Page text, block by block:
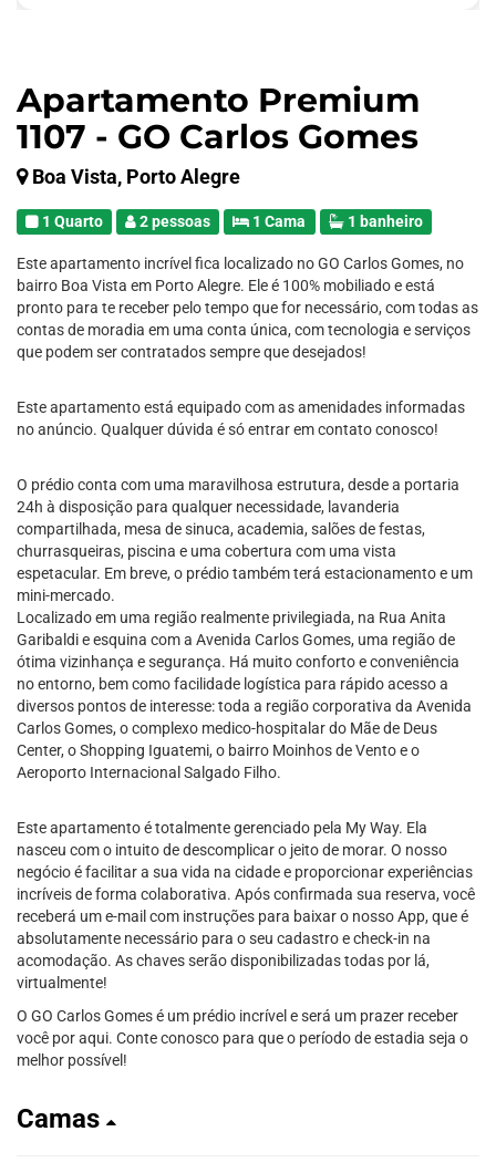
Apartamento Premium
1107 - GO Carlos Gomes
Boa Vista, Porto Alegre
1 Quarto 2 pessoas 1 Cama 1 banheiro
Este apartamento incrível fica localizado no GO Carlos Gomes, no
bairro Boa Vista em Porto Alegre. Ele é 100% mobiliado e está
pronto para te receber pelo tempo que for necessário, com todas as
contas de moradia em uma conta única, com tecnologia e serviços
que podem ser contratados sempre que desejados!
Este apartamento está equipado com as amenidades informadas
no anúncio. Qualquer dúvida é só entrar em contato conosco!
O prédio conta com uma maravilhosa estrutura, desde a portaria
24h à disposição para qualquer necessidade, lavanderia
compartilhada, mesa de sinuca, academia, salões de festas,
churrasqueiras, piscina e uma cobertura com uma vista
espetacular. Em breve, o prédio também terá estacionamento e um
mini-mercado.
Localizado em uma região realmente privilegiada, na Rua Anita
Garibaldi e esquina com a Avenida Carlos Gomes, uma região de
ótima vizinhança e segurança. Há muito conforto e conveniência
no entorno, bem como facilidade logística para rápido acesso a
diversos pontos de interesse: toda a região corporativa da Avenida
Carlos Gomes, o complexo medico-hospitalar do Mãe de Deus
Center, o Shopping Iguatemi, o bairro Moinhos de Vento e o
Aeroporto Internacional Salgado Filho.
Este apartamento é totalmente gerenciado pela My Way. Ela
nasceu com o intuito de descomplicar o jeito de morar. O nosso
negócio é facilitar a sua vida na cidade e proporcionar experiências
incríveis de forma colaborativa. Após confirmada sua reserva, você
receberá um e-mail com instruções para baixar o nosso App, que é
absolutamente necessário para o seu cadastro e check-in na
acomodação. As chaves serão disponibilizadas todas por lá,
virtualmente!
O GO Carlos Gomes é um prédio incrível e será um prazer receber
você por aqui. Conte conosco para que o período de estadia seja o
melhor possível!
Camas